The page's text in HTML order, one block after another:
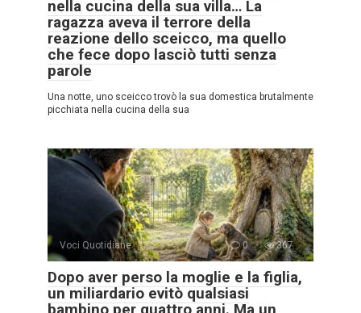
nella cucina della sua villa… La
ragazza aveva il terrore della
reazione dello sceicco, ma quello
che fece dopo lasciò tutti senza
parole
Una notte, uno sceicco trovò la sua domestica brutalmente
picchiata nella cucina della sua
Voci Quotidiane 0 367
Dopo aver perso la moglie e la figlia,
un miliardario evitò qualsiasi
bambino per quattro anni. Ma un